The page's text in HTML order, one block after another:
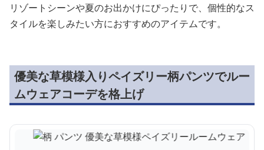
リゾートシーンや夏のお出かけにぴったりで、個性的なス
タイルを楽しみたい方におすすめのアイテムです。
優美な草模様入りペイズリー柄パンツでルー
ムウェアコーデを格上げ